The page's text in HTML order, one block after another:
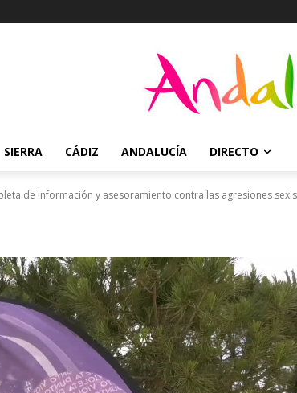
SIERRA CÁDIZ ANDALUCÍA DIRECTO
de información y asesoramiento contra las agresiones